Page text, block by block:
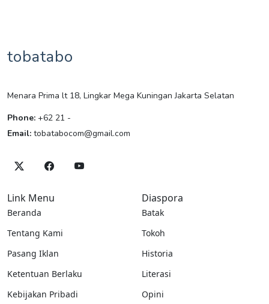
tobatabo
Menara Prima lt 18, Lingkar Mega Kuningan Jakarta Selatan
Phone: +62 21 -
Email: tobatabocom@gmail.com
Link Menu
Beranda
Tentang Kami
Pasang Iklan
Ketentuan Berlaku
Kebijakan Pribadi
Diaspora
Batak
Tokoh
Historia
Literasi
Opini